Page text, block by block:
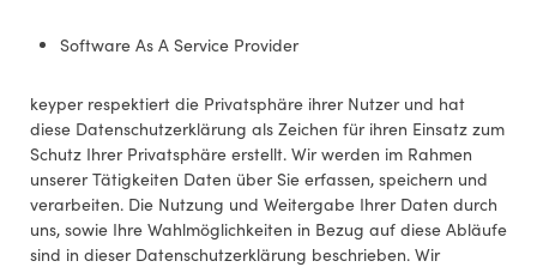
Software As A Service Provider
keyper respektiert die Privatsphäre ihrer Nutzer und hat
diese Datenschutzerklärung als Zeichen für ihren Einsatz zum
Schutz Ihrer Privatsphäre erstellt. Wir werden im Rahmen
unserer Tätigkeiten Daten über Sie erfassen, speichern und
verarbeiten. Die Nutzung und Weitergabe Ihrer Daten durch
uns, sowie Ihre Wahlmöglichkeiten in Bezug auf diese Abläufe
sind in dieser Datenschutzerklärung beschrieben. Wir